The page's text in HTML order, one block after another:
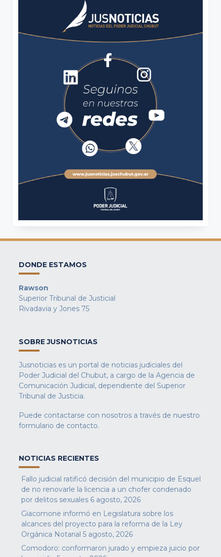
DONDE ESTAMOS
Rawson
Superior Tribunal de Justicial
Rivadavia y Jones 75
SOBRE JUSNOTICIAS
Jusnoticias es un portal de noticias judiciales del
Poder Judicial del Chubut, a cargo de la Agencia de
Comunicación Judicial, dependiente del Superior
Tribunal de Justicia.
Puede contactarse con nosotros a través de nuestro
formulario de contacto.
NOTICIAS RECIENTES
Fallo judicial ratificó decisión del municipio de Esquel
de no renovarle la licencia a un chofer condenado
por delitos sexuales 6 agosto, 2026
Giacomone informó en Legislatura sobre los
alcances del proyecto para la reforma de la Ley
Orgánica Notarial 5 agosto, 2026
Comodoro: conformaron jurado y empieza juicio por